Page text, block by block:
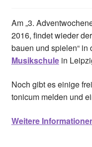
Am „3.
2016, findet wieder
bauen und spielen“
Musikschulein
Noch gibt es einige
tonicum melden und
Weitere